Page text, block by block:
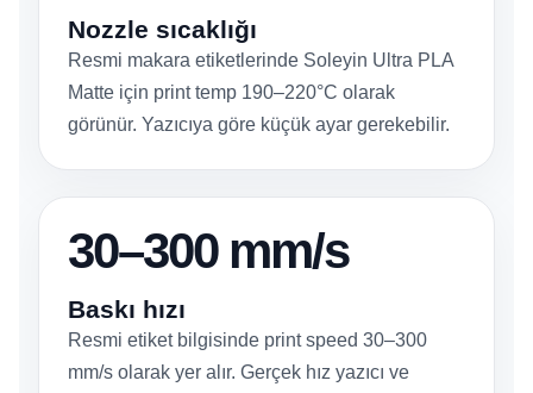
Nozzle sıcaklığı
Resmi makara etiketlerinde Soleyin Ultra PLA
Matte için print temp 190–220°C olarak
görünür. Yazıcıya göre küçük ayar gerekebilir.
30–300 mm/s
Baskı hızı
Resmi etiket bilgisinde print speed 30–300
mm/s olarak yer alır. Gerçek hız yazıcı ve